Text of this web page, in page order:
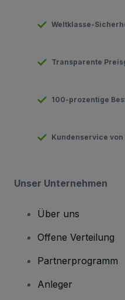
Weltklasse-
Transparente
100-prozentige
Kundenservice von
Unser Unternehmen
Über uns
Offene Verteilung
Partnerprogramm
Anleger